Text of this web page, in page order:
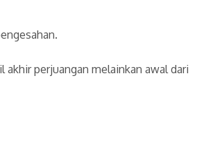
perjuangan melainkan awal dari